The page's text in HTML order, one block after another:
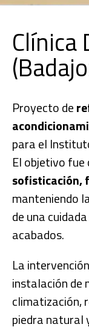
Clínica
Proyecto de
para el
El objetivo fue
sofisticación,
manteniendo
de una
acabados.
La
instalación de
climatización,
piedra natural